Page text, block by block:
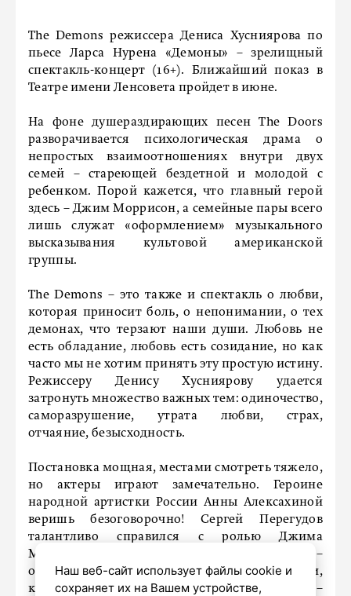
The Demons режиссера Дениса Хусниярова по
пьесе Ларса Нурена «Демоны» – зрелищный
спектакль-концерт (16+). Ближайший показ в
Театре имени Ленсовета пройдет в июне.
На фоне душераздирающих песен The Doors
разворачивается психологическая драма о
непростых взаимоотношениях внутри двух
семей – стареющей бездетной и молодой с
ребенком. Порой кажется, что главный герой
здесь – Джим Моррисон, а семейные пары всего
лишь служат «оформлением» музыкального
высказывания культовой американской
группы.
The Demons – это также и спектакль о любви,
которая приносит боль, о непонимании, о тех
демонах, что терзают наши души. Любовь не
есть обладание, любовь есть созидание, но как
часто мы не хотим принять эту простую истину.
Режиссеру Денису Хусниярову удается
затронуть множество важных тем: одиночество,
саморазрушение, утрата любви, страх,
отчаяние, безысходность.
Постановка мощная, местами смотреть тяжело,
но актеры играют замечательно. Героине
народной артистки России Анны Алексахиной
веришь безоговорочно! Сергей Перегудов
талантливо справился с ролью Джима
Моррисона. И сама режиссерская находка –
объединить такие разные, казалось бы, вещи,
как шведская пьеса и психоделический рок, –
Наш веб-сайт использует файлы cookie и
сохраняет их на Вашем устройстве,